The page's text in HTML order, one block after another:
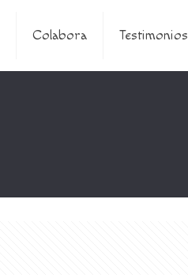
Colabora Testimonios